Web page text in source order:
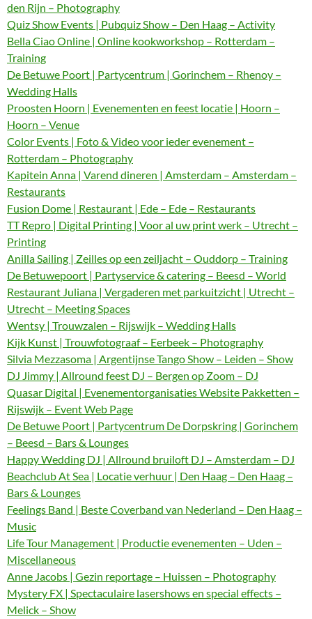
den Rijn – Photography
Quiz Show Events | Pubquiz Show – Den Haag – Activity
Bella Ciao Online | Online kookworkshop – Rotterdam –
Training
De Betuwe Poort | Partycentrum | Gorinchem – Rhenoy –
Wedding Halls
Proosten Hoorn | Evenementen en feest locatie | Hoorn –
Hoorn – Venue
Color Events | Foto & Video voor ieder evenement –
Rotterdam – Photography
Kapitein Anna | Varend dineren | Amsterdam – Amsterdam –
Restaurants
Fusion Dome | Restaurant | Ede – Ede – Restaurants
TT Repro | Digital Printing | Voor al uw print werk – Utrecht –
Printing
Anilla Sailing | Zeilles op een zeiljacht – Ouddorp – Training
De Betuwepoort | Partyservice & catering – Beesd – World
Restaurant Juliana | Vergaderen met parkuitzicht | Utrecht –
Utrecht – Meeting Spaces
Wentsy | Trouwzalen – Rijswijk – Wedding Halls
Kijk Kunst | Trouwfotograaf – Eerbeek – Photography
Silvia Mezzasoma | Argentijnse Tango Show – Leiden – Show
DJ Jimmy | Allround feest DJ – Bergen op Zoom – DJ
Quasar Digital | Evenementorganisaties Website Pakketten –
Rijswijk – Event Web Page
De Betuwe Poort | Partycentrum De Dorpskring | Gorinchem
– Beesd – Bars & Lounges
Happy Wedding DJ | Allround bruiloft DJ – Amsterdam – DJ
Beachclub At Sea | Locatie verhuur | Den Haag – Den Haag –
Bars & Lounges
Feelings Band | Beste Coverband van Nederland – Den Haag –
Music
Life Tour Management | Productie evenementen – Uden –
Miscellaneous
Anne Jacobs | Gezin reportage – Huissen – Photography
Mystery FX | Spectaculaire lasershows en special effects –
Melick – Show